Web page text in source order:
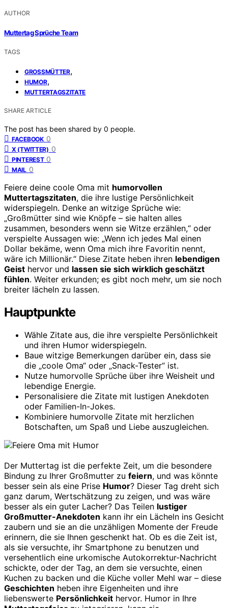
AUTHOR
Muttertag Sprüche Team
TAGS
GROSSMÜTTER ,
HUMOR,
MUTTERTAGSZITATE
SHARE ARTICLE
The post has been shared by 0 people.
FACEBOOK 0
X (TWITTER) 0
PINTEREST 0
MAIL 0
Feiere deine coole Oma mit humorvollen
Muttertagszitaten, die ihre lustige Persönlichkeit
widerspiegeln. Denke an witzige Sprüche wie:
„Großmütter sind wie Knöpfe – sie halten alles
zusammen, besonders wenn sie Witze erzählen,“ oder
verspielte Aussagen wie: „Wenn ich jedes Mal einen
Dollar bekäme, wenn Oma mich ihre Favoritin nennt,
wäre ich Millionär.“ Diese Zitate heben ihren lebendigen
Geist hervor und lassen sie sich wirklich geschätzt
fühlen. Weiter erkunden; es gibt noch mehr, um sie noch
breiter lächeln zu lassen.
Hauptpunkte
Wähle Zitate aus, die ihre verspielte Persönlichkeit
und ihren Humor widerspiegeln.
Baue witzige Bemerkungen darüber ein, dass sie
die „coole Oma“ oder „Snack-Tester“ ist.
Nutze humorvolle Sprüche über ihre Weisheit und
lebendige Energie.
Personalisiere die Zitate mit lustigen Anekdoten
oder Familien-In-Jokes.
Kombiniere humorvolle Zitate mit herzlichen
Botschaften, um Spaß und Liebe auszugleichen.
Der Muttertag ist die perfekte Zeit, um die besondere
Bindung zu Ihrer Großmutter zu feiern, und was könnte
besser sein als eine Prise Humor? Dieser Tag dreht sich
ganz darum, Wertschätzung zu zeigen, und was wäre
besser als ein guter Lacher? Das Teilen lustiger
Großmutter-Anekdoten kann ihr ein Lächeln ins Gesicht
zaubern und sie an die unzähligen Momente der Freude
erinnern, die sie Ihnen geschenkt hat. Ob es die Zeit ist,
als sie versuchte, ihr Smartphone zu benutzen und
versehentlich eine urkomische Autokorrektur-Nachricht
schickte, oder der Tag, an dem sie versuchte, einen
Kuchen zu backen und die Küche voller Mehl war – diese
Geschichten heben ihre Eigenheiten und ihre
liebenswerte Persönlichkeit hervor. Humor in Ihre